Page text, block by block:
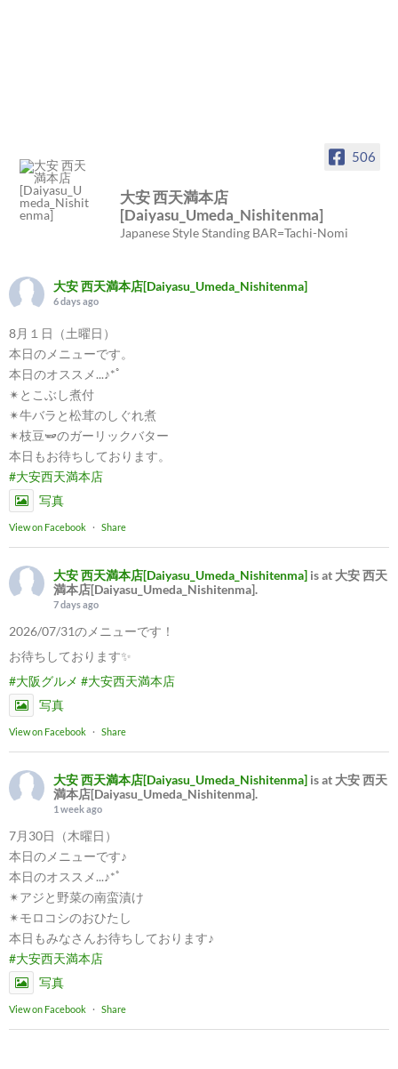
506
大安 西天満本店
[Daiyasu_Umeda_Nishitenma]
Japanese Style Standing BAR=Tachi-Nomi
大安 西天満本店[Daiyasu_Umeda_Nishitenma]
6 days ago
8月１日（土曜日）
本日のメニューです。
本日のオススメ...♪*ﾟ
✴︎とこぶし煮付
✴︎牛バラと松茸のしぐれ煮
✴︎枝豆🫛のガーリックバター
本日もお待ちしております。
#大安西天満本店
写真
View on Facebook · Share
大安 西天満本店[Daiyasu_Umeda_Nishitenma] is at 大安 西天
満本店[Daiyasu_Umeda_Nishitenma].
7 days ago
2026/07/31のメニューです！
お待ちしております✨
#大阪グルメ #大安西天満本店
写真
View on Facebook · Share
大安 西天満本店[Daiyasu_Umeda_Nishitenma] is at 大安 西天
満本店[Daiyasu_Umeda_Nishitenma].
1 week ago
7月30日（木曜日）
本日のメニューです♪
本日のオススメ...♪*ﾟ
✴︎アジと野菜の南蛮漬け
✴︎モロコシのおひたし
本日もみなさんお待ちしております♪
#大安西天満本店
写真
View on Facebook · Share